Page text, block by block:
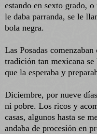
estando en sexto grado,
le daba parranda, se le
bola negra.
Las Posadas
tradición tan mexicana
que la esperaba y
Diciembre, por nueve
ni pobre. Los ricos y
casas, algunos hasta se
andaba de procesión en